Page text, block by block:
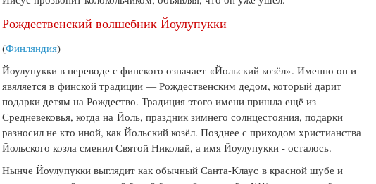
Рождественский волшебник Йоулупукки
(Финляндия)
Йоулупукки в переводе с финского означает «Йольский козёл». Именно он и
явяляется в финской традиции — Рождественским дедом, который дарит
подарки детям на Рождество.Традиция этого имени пришла ещё из
Средневековья, когда на Йоль, праздник зимнего солнцестояния, подарки
разносил не кто иной, как Йольский козёл. Позднее с приходом христианства
Йольского козла сменил Святой Николай, а имя Йоулупукки - осталось.
Нынче Йоулупукки выглядит как обычный Санта-Клаус в красной шубе и